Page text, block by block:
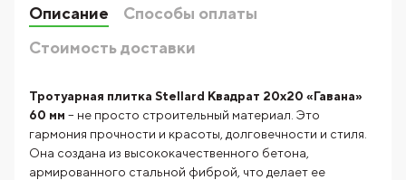
Описание
Способы оплаты
Стоимость доставки
Тротуарная плитка Stellard Квадрат 20х20 «Гавана»
60 мм – не просто строительный материал. Это
гармония прочности и красоты, долговечности и стиля.
Она создана из высококачественного бетона,
армированного стальной фиброй, что делает ее